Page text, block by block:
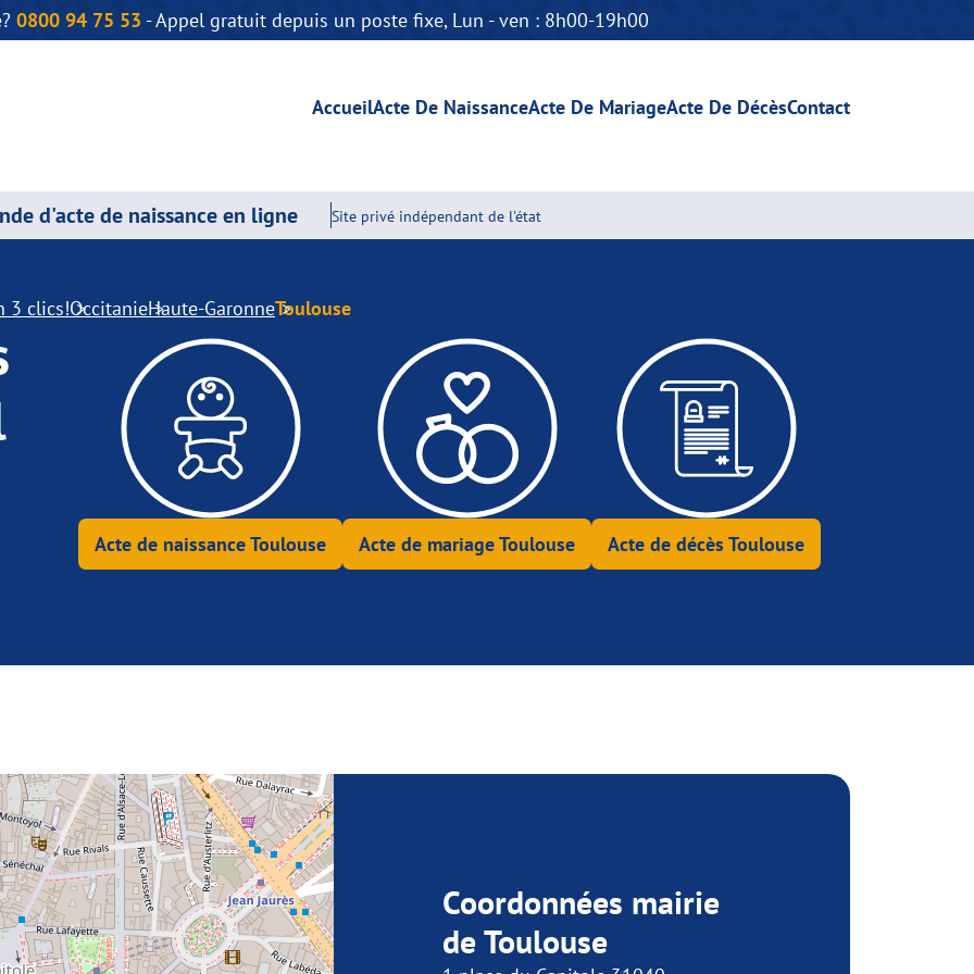
0800 94 75 53 - Appel gratuit depuis un poste fixe, Lun - ven : 8h00-19h00
AccueilActe De NaissanceActe De MariageActe De DécèsContact
d'acte de naissance en ligne Site privé indépendant de l'état
3 clics!OccitanieHaute-GaronneToulouse
Acte de naissance Toulouse Acte de mariage Toulouse Acte de décès Toulouse
Coordonnées mairie
de Toulouse